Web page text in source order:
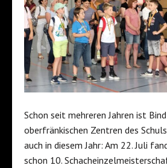
Schon seit mehreren Jahren ist
oberfränkischen Zentren des
auch in diesem Jahr: Am 22. Juli
schon 10.